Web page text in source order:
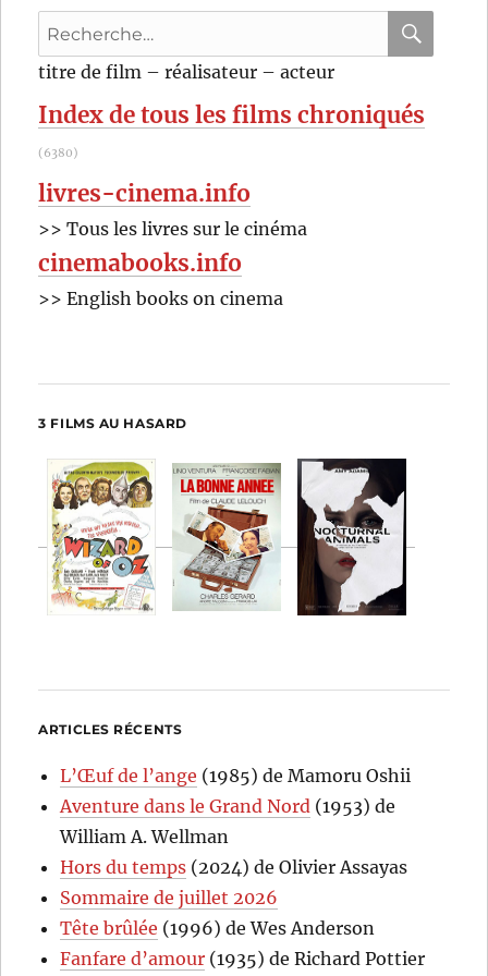
Alejandro
Recherche
pour
titre de film – réalisateur – acteur
Index de tous les films chroniqués
(6380)
livres-cinema.info
>> Tous les livres sur le cinéma
cinemabooks.info
>> English books on cinema
3 FILMS AU HASARD
ARTICLES RÉCENTS
L’Œuf de l’ange (1985) de Mamoru Oshii
Aventure dans le Grand Nord (1953) de
William A. Wellman
Hors du temps (2024) de Olivier Assayas
Sommaire de juillet 2026
Tête brûlée (1996) de Wes Anderson
Fanfare d’amour (1935) de Richard Pottier